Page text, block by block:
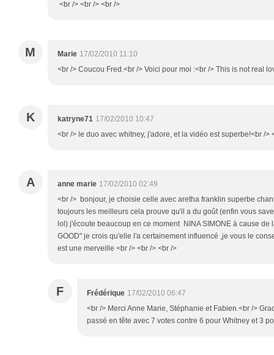
<br /> <br /> <br />
M Marie 17/02/2010 11:10
<br /> Coucou Fred.<br /> Voici pour moi :<br /> This is not real
K katryne71 17/02/2010 10:47
<br /> le duo avec whitney, j'adore, et la vidéo est superbe!<br />
A anne marie 17/02/2010 02:49
<br /> bonjour, je choisie celle avec aretha franklin superbe
toujours les meilleurs cela prouve qu'il a du goût (enfin vous
lol) j'écoute beaucoup en ce moment NINA SIMONE à cause
GOOD" je crois qu'elle l'a certainement influencé ,je vous le
est une merveille <br /> <br /> <br />
F Frédérique 17/02/2010 06:47
<br /> Merci Anne Marie, Stéphanie et Fabien.<br />
passé en tête avec 7 votes contre 6 pour Whitney et 3